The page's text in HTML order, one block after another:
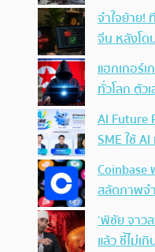
จำใจย้าย
จีน หลังโด
แฮกเกอร์
ทั่วโลก ตัว
AI Future
SME ใช้
Coinbase
สลัดภาพจ
‘พิชัย จาว
แล้ว ชี้ไม่เ